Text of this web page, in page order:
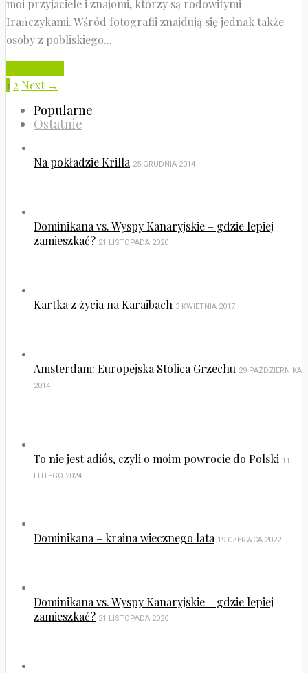
moi przyjaciele i znajomi, którzy są rodowitymi
Irańczykami. Wśród fotografii znajdują się jednak także
osoby z pobliskiego...
1 2 Next →
Popularne
Ostatnie
Na pokładzie Krilla 25 GRUDNIA 2014
Dominikana vs. Wyspy Kanaryjskie – gdzie lepiej
zamieszkać?
Rozświetlasz moje życie, czyli o wyrażaniu emocji w
Hiszpanii